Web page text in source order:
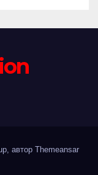
автор Themeansar